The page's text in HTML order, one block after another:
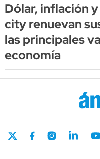
Dólar, inflación
city renuevan
las principales
economía